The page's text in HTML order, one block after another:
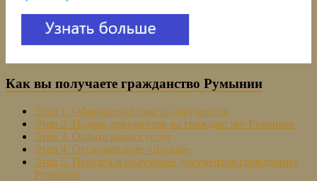
Как вы получаете гражданство Румынии
Этап 1. Оформление пакета документов
Этап 2. Подача документов на гражданство Румынии
Этап 3. Оплата наших услуг
Этап 4. Отслеживание «Досара»
Этап 5. Присяга и получение документов гражданина
Румынии